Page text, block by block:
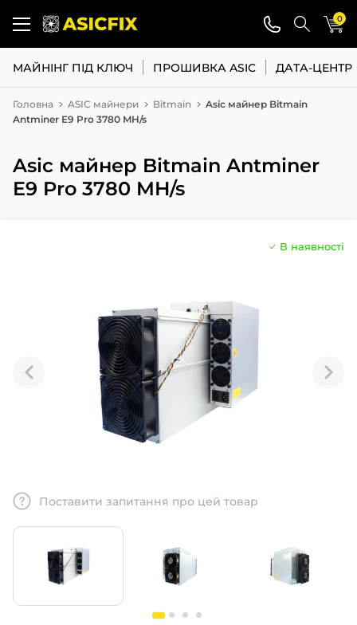
0
МАЙНІНГ ПІД КЛЮЧ ПРОШИВКА ASIC ДАТА-ЦЕНТР
Головна ASIC майнери Bitmain
Asic майнер Bitmain
Antminer E9 Pro 3780 MH/s
Asic майнер Bitmain Antminer
E9 Pro 3780 MH/s
В наявності
Поставити запитання про цей товар